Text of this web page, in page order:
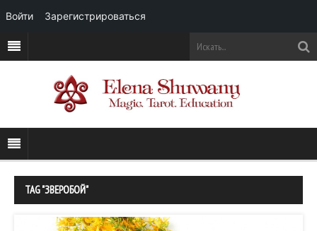
TAG "ЗВЕРОБОЙ"
Войти Зарегистрироваться